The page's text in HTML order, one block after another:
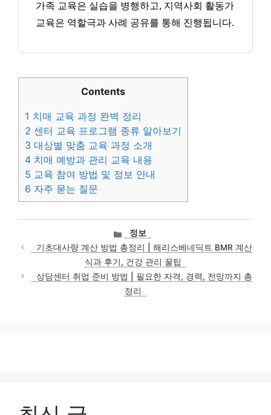
가족 교육은 실습을 병행하고, 지역사회 활동가
교육은 역할극과 사례 공유를 통해 진행됩니다.
Contents
1 치매 교육 과정 완벽 정리
2 센터 교육 프로그램 종류 알아보기
3 대상별 맞춤 교육 과정 소개
4 치매 예방과 관리 교육 내용
5 교육 참여 방법 및 정보 안내
6 자주 묻는 질문
카
테
고
리
정보
기초대사량 계산 방법 총정리 | 해리스베네딕트 BMR 계산
식과 후기, 건강 관리 꿀팁
상담센터 취업 준비 방법 | 필요한 자격, 경력, 전망까지 총
정리